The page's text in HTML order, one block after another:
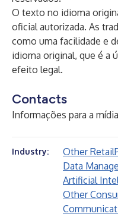
O texto no idioma
oficial autorizada. As
como uma facilidade e
idioma original, que é a
efeito legal.
Contacts
Informações para a
Industry: Other Retail
Data
Artificial
Other